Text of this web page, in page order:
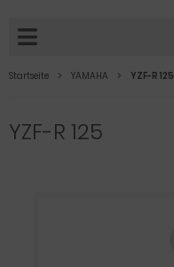
Startseite YAMAHA YZF-R 125
YZF-R 125